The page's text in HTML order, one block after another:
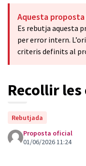
Aquesta
Es rebutja aquesta
per error intern.
criteris definits al
Recollir les
Rebutjada
Proposta oficial
01/06/2026 11:24